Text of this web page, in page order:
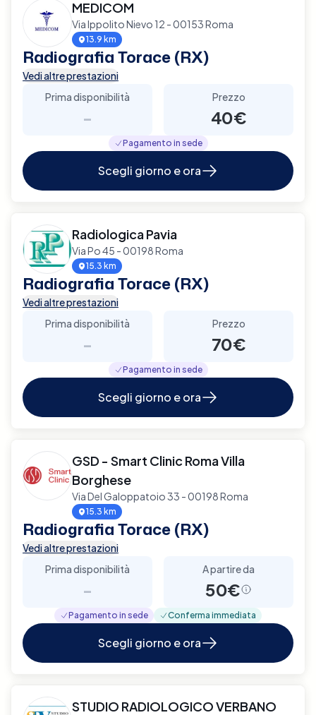
MEDICOM
Via Ippolito Nievo 12 - 00153 Roma
13.9 km
Radiografia Torace (RX)
Vedi altre prestazioni
Prima disponibilità
-
Prezzo
40€
Pagamento in sede
Scegli giorno e ora
Radiologica Pavia
Via Po 45 - 00198 Roma
15.3 km
Radiografia Torace (RX)
Vedi altre prestazioni
Prima disponibilità
-
Prezzo
70€
Pagamento in sede
Scegli giorno e ora
GSD - Smart Clinic Roma Villa
Borghese
Via Del Galoppatoio 33 - 00198 Roma
15.3 km
Radiografia Torace (RX)
Vedi altre prestazioni
Prima disponibilità
-
A partire da
50€
Pagamento in sede Conferma immediata
Scegli giorno e ora
STUDIO RADIOLOGICO VERBANO